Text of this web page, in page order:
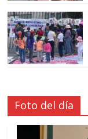
Foto del día